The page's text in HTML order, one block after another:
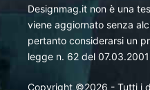
Designmag.it non è una
viene aggiornato senza
pertanto considerarsi un
legge n. 62 del 07.03.2001
Copyright ©2026 - Tutti i